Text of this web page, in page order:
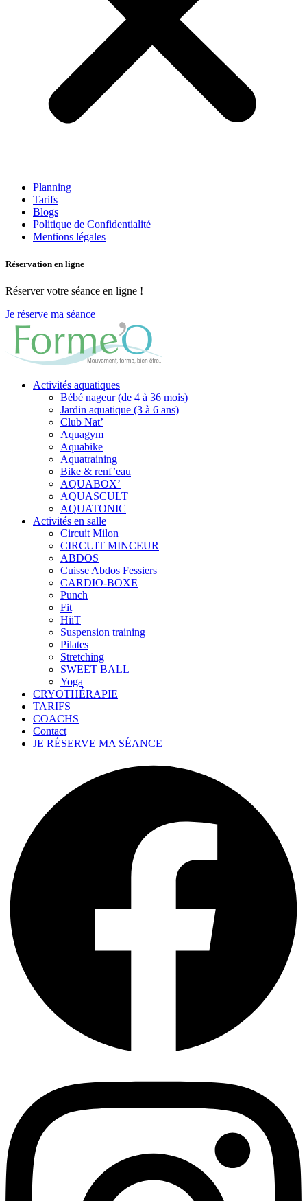
Planning
Tarifs
Blogs
Politique de Confidentialité
Mentions légales
Réservation en ligne
Réserver votre séance en ligne !
Je réserve ma séance
Activités aquatiques
Bébé nageur (de 4 à 36 mois)
Jardin aquatique (3 à 6 ans)
Club Nat’
Aquagym
Aquabike
Aquatraining
Bike & renf’eau
AQUABOX’
AQUASCULT
AQUATONIC
Activités en salle
Circuit Milon
CIRCUIT MINCEUR
ABDOS
Cuisse Abdos Fessiers
CARDIO-BOXE
Punch
Fit
HiiT
Suspension training
Pilates
Stretching
SWEET BALL
Yoga
CRYOTHÉRAPIE
TARIFS
COACHS
Contact
JE RÉSERVE MA SÉANCE